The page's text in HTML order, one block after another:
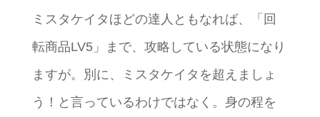
ミスタケイタほどの達人ともなれば、「回
転商品LV5」まで、攻略している状態になり
ますが。別に、ミスタケイタを超えましょ
う！と言っているわけではなく。身の程を